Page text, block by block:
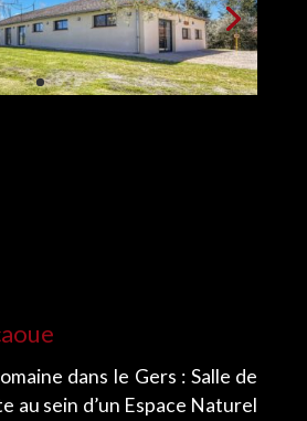
dans le Gers : Salle de
au sein d’un Espace Naturel